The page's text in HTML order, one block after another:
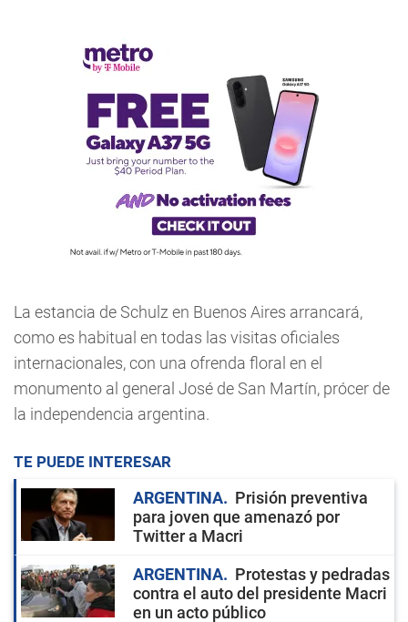
La estancia de Schulz en Buenos Aires arrancará,
como es habitual en todas las visitas oficiales
internacionales, con una ofrenda floral en el
monumento al general José de San Martín, prócer de
la independencia argentina.
TE PUEDE INTERESAR
ARGENTINA
Prisión preventiva
para joven que amenazó por
Twitter a Macri
ARGENTINA
Protestas y pedradas
contra el auto del presidente Macri
en un acto público